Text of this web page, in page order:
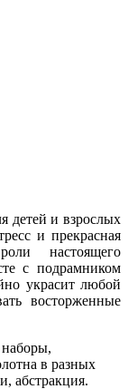
детей и взрослых
и прекрасная
настоящего
с подрамником
украсит любой
восторженные
в разных
абстракция.